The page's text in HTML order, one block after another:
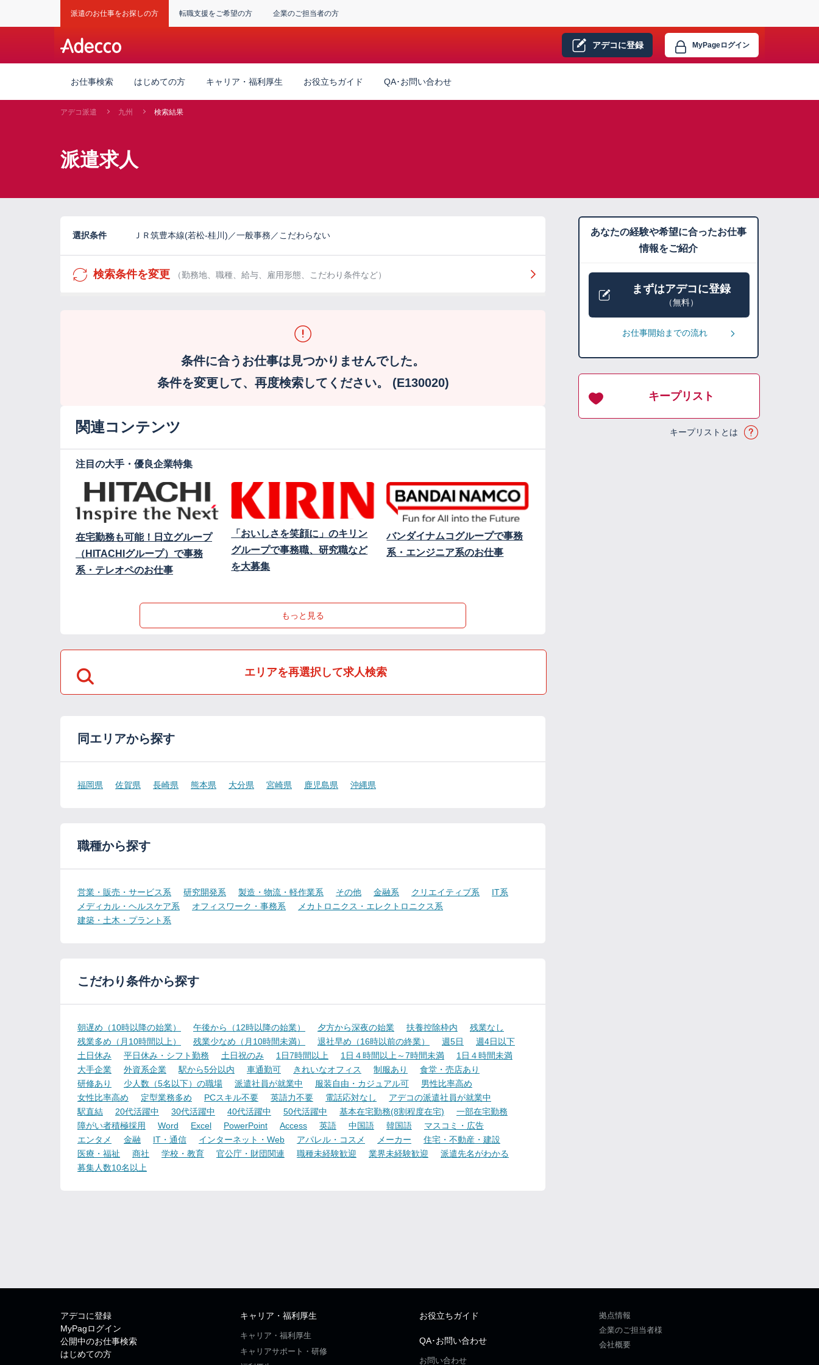
派遣のお仕事をお探しの方 転職支援をご希望の方 企業のご担当者の方
アデコに登録 MyPageログイン
お仕事検索 はじめての方 キャリア・福利厚生 お役立ちガイド QA･お問い合わせ
アデコ派遣 九州 検索結果
派遣求人
選択条件 ＪＲ筑豊本線(若松-桂川)／一般事務／こだわらない
検索条件を変更 （勤務地、職種、給与、雇用形態、こだわり条件など）
条件に合うお仕事は見つかりませんでした。
条件を変更して、再度検索してください。 (E130020)
関連コンテンツ
注目の大手・優良企業特集
在宅勤務も可能！日立グループ
（HITACHIグループ）で事務
系・テレオペのお仕事
「おいしさを笑顔に」のキリン
グループで事務職、研究職など
を大募集
バンダイナムコグループで事務
系・エンジニア系のお仕事
もっと見る
エリアを再選択して求人検索
同エリアから探す
福岡県 佐賀県 長崎県 熊本県 大分県 宮崎県 鹿児島県 沖縄県
職種から探す
営業・販売・サービス系 研究開発系 製造・物流・軽作業系 その他 金融系 クリエイティブ系
IT系
メディカル・ヘルスケア系
オフィスワーク・事務系
メカトロニクス・エレクトロニクス系
建築・土木・プラント系
こだわり条件から探す
朝遅め（10時以降の始業） 午後から（12時以降の始業） 夕方から深夜の始業 扶養控除枠内
残業なし
残業多め（月10時間以上）
残業少なめ（月10時間未満） 退社早め（16時以前の終業） 週5日
週4日以下
土日休み
平日休み・シフト勤務 土日祝のみ 1日7時間以上 1日４時間以上～7時間未満
1日４時間未満
大手企業
外資系企業 駅から5分以内 車通勤可 きれいなオフィス 制服あり
食堂・売店あり
研修あり
少人数（5名以下）の職場 派遣社員が就業中 服装自由・カジュアル可
男性比率高め
女性比率高め
定型業務多め PCスキル不要 英語力不要 電話応対なし
アデコの派遣社員が就業中
駅直結
20代活躍中 30代活躍中 40代活躍中 50代活躍中 基本在宅勤務(8割程度在宅)
一部在宅勤務
障がい者積極採用
Word Excel PowerPoint Access 英語 中国語 韓国語
マスコミ・広告
エンタメ
金融 IT・通信 インターネット・Web アパレル・コスメ メーカー
住宅・不動産・建設
医療・福祉
商社 学校・教育 官公庁・財団関連 職種未経験歓迎 業界未経験歓迎
派遣先名がわかる
募集人数10名以上
あなたの経験や希望に合ったお仕事
情報をご紹介
まずはアデコに登録
（無料）
お仕事開始までの流れ
キープリスト
キープリストとは
アデコに登録
MyPagログイン
公開中のお仕事検索
はじめての方
キャリア・福利厚生
キャリア・福利厚生
キャリアサポート・研修
お役立ちガイド
QA･お問い合わせ
お問い合わせ
拠点情報
企業のご担当者様
会社概要